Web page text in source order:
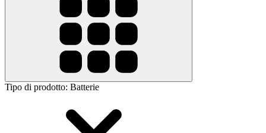
Tipo di prodotto: Batterie